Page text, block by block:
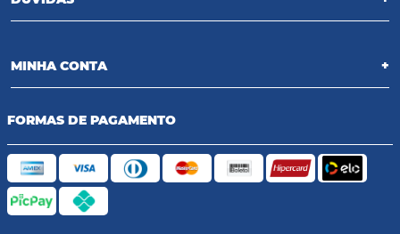
MINHA CONTA +
FORMAS DE PAGAMENTO